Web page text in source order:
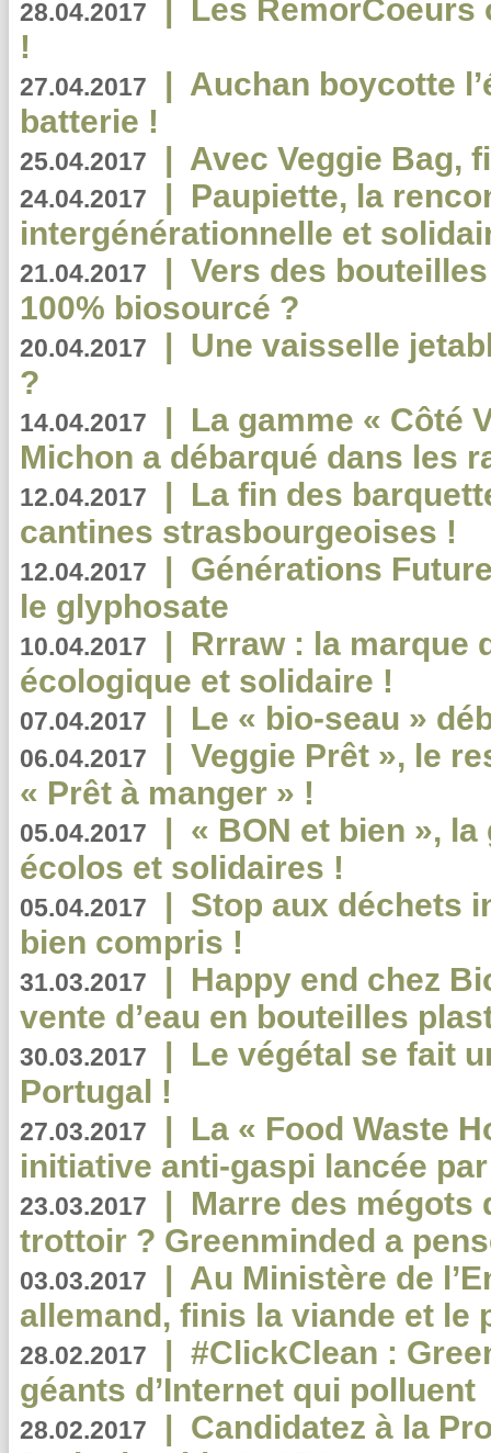
28.04.2017 | Les RemorCoeurs
!
27.04.2017 | Auchan boycotte
batterie !
25.04.2017 | Avec Veggie Bag,
24.04.2017 | Paupiette, la
intergénérationnelle et
21.04.2017 | Vers des
100% biosourcé ?
20.04.2017 | Une vaisselle
?
14.04.2017 | La gamme « Côté
Michon a débarqué dans les
12.04.2017 | La fin des
cantines strasbourgeoises !
12.04.2017 | Générations
le glyphosate
10.04.2017 | Rrraw : la marque
écologique et solidaire !
07.04.2017 | Le « bio-seau »
06.04.2017 | Veggie Prêt », le
« Prêt à manger » !
05.04.2017 | « BON et bien »,
écolos et solidaires !
05.04.2017 | Stop aux déchets
bien compris !
31.03.2017 | Happy end chez
vente d’eau en bouteilles
30.03.2017 | Le végétal se fait
Portugal !
27.03.2017 | La « Food Waste
initiative anti-gaspi lancée
23.03.2017 | Marre des mégots
trottoir ? Greenminded a
03.03.2017 | Au Ministère de
allemand, finis la viande et le
28.02.2017 | #ClickClean :
géants d’Internet qui polluent
28.02.2017 | Candidatez à la